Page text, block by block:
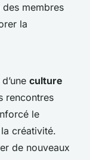
membres
la
culture
rencontres
le
créativité.
de nouveaux